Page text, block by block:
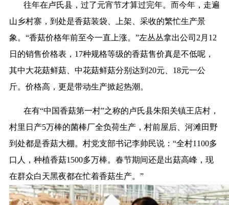
往年在卢氏县，过了元宵节才算过完年。而今年，走遍
山乡村寨，到处是香菇装袋、上架、采收的繁忙生产景
象。“香菇价格年前至今一直上涨。”左丛丛拿出公司2月12
日的销售价格表，17种规格等级的香菇售价真是不低呢，
其中大花菇鲜菇、中花菇鲜菇分别达到20元、18元一公
斤。价格高，更是带动生产掀起热潮。
在有“中国香菇第一村”之称的卢氏县朱阳关镇王店村，
村里日产5万棒的菌棒厂全负荷生产，村前屋后、河滩田野
到处都是香菇大棚。村党支部书记李帅民说：“全村1100多
口人，种植香菇1500多万棒。春节期间还是出菇高峰，现
在群众白天黑夜都在忙着香菇生产。”